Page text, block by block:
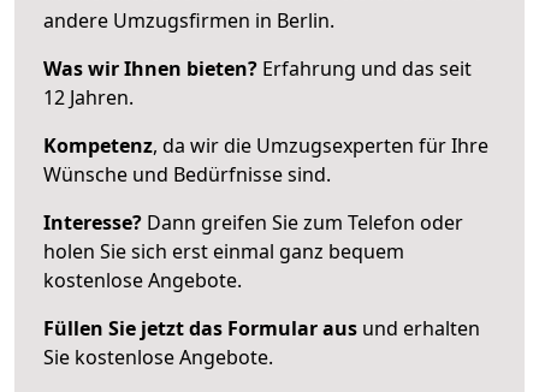
andere Umzugsfirmen in Berlin.
Was wir Ihnen bieten? Erfahrung und das seit
12 Jahren.
Kompetenz, da wir die Umzugsexperten für Ihre
Wünsche und Bedürfnisse sind.
Interesse? Dann greifen Sie zum Telefon oder
holen Sie sich erst einmal ganz bequem
kostenlose Angebote.
Füllen Sie jetzt das Formular aus und erhalten
Sie kostenlose Angebote.